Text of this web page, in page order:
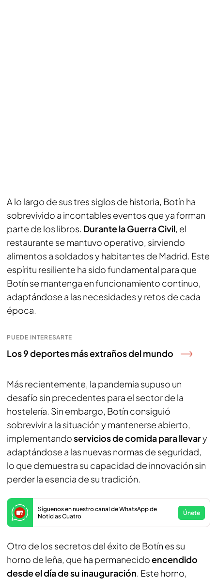
A lo largo de sus tres siglos de historia, Botín ha
sobrevivido a incontables eventos que ya forman
parte de los libros. Durante la Guerra Civil, el
restaurante se mantuvo operativo, sirviendo
alimentos a soldados y habitantes de Madrid. Este
espíritu resiliente ha sido fundamental para que
Botín se mantenga en funcionamiento continuo,
adaptándose a las necesidades y retos de cada
época.
PUEDE INTERESARTE
Los 9 deportes más extraños del mundo
Más recientemente, la pandemia supuso un
desafío sin precedentes para el sector de la
hostelería. Sin embargo, Botín consiguió
sobrevivir a la situación y mantenerse abierto,
implementandoservicios de comida para llevary
adaptándose a las nuevas normas de seguridad,
lo que demuestra su capacidad de innovación sin
perder la esencia de su tradición.
Síguenos en nuestro canal de WhatsApp de
Noticias Cuatro
Únete
Otro de los secretos del éxito de Botín es su
horno de leña, que ha permanecidoencendido
desde el día de su inauguración. Este horno,